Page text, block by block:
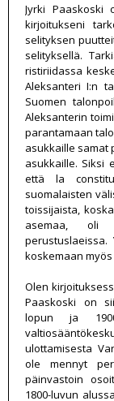
Jyrki Paaskoski
kirjoitukseni
selityksen
selityksellä.
ristiriidassa
Aleksanteri I:n
Suomen
Aleksanterin
parantamaan
asukkaille samat
asukkaille. Siksi
että la
suomalaisten
toissijaista,
asemaa, oli
perustuslaeissa.
koskemaan
Olen
Paaskoski on
lopun ja 1900-
ulottamisesta
ole mennyt
päinvastoin
1800-luvun